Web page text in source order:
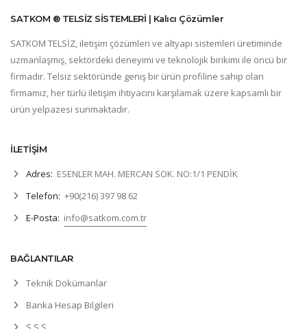
SATKOM ® TELSİZ SİSTEMLERİ | Kalıcı Çözümler
SATKOM TELSİZ, iletişim çözümleri ve altyapı sistemleri üretiminde
uzmanlaşmış, sektördeki deneyimi ve teknolojik birikimi ile öncü bir
firmadır. Telsiz sektöründe geniş bir ürün profiline sahip olan
firmamız, her türlü iletişim ihtiyacını karşılamak üzere kapsamlı bir
ürün yelpazesi sunmaktadır.
İLETİŞİM
Adres: ESENLER MAH. MERCAN SOK. NO:1/1 PENDİK
Telefon: +90(216) 397 98 62
E-Posta: info@satkom.com.tr
BAĞLANTILAR
Teknik Dokümanlar
Banka Hesap Bilgileri